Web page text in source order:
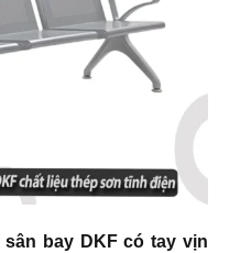
sân bay DKF có tay vịn